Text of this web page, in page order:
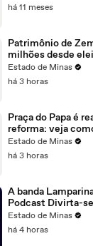
há 11 meses
Patrimônio de
milhões desde
Estado de Minas
há 3 horas
Praça do Papa é
reforma: veja
Estado de Minas
há 3 horas
A banda
Podcast Divirta-se
Estado de Minas
há 4 horas